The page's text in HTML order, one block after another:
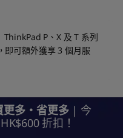
ThinkPad P、X 及 T 系列
可額外獲享 3 個月服
更多‧省更多 | 今
折扣！